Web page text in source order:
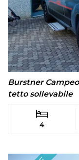
Burstner
tetto sollevabile
4